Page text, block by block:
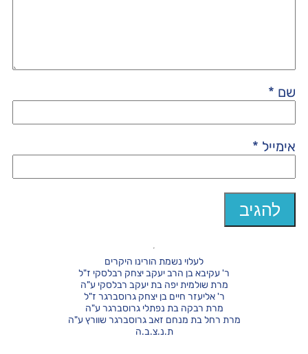
שם *
אימייל *
לעלוי נשמת הורינו היקרים
ר' עקיבא בן הרב יעקב יצחק רבלסקי ז"ל
מרת שולמית יפה בת יעקב רבלסקי ע"ה
ר' אליעזר חיים בן יצחק גרוסברגר ז"ל
מרת רבקה בת נפתלי גרוסברגר ע"ה
מרת רחל בת מנחם זאב גרוסברגר שוורץ ע"ה
ת.נ.צ.ב.ה